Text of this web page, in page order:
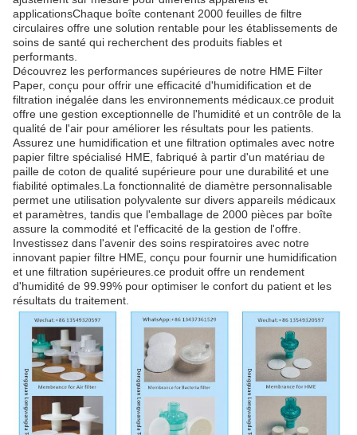
applicationsChaque boîte contenant 2000 feuilles de filtre
circulaires offre une solution rentable pour les établissements de
soins de santé qui recherchent des produits fiables et
performants.
Découvrez les performances supérieures de notre HME Filter
Paper, conçu pour offrir une efficacité d'humidification et de
filtration inégalée dans les environnements médicaux.ce produit
offre une gestion exceptionnelle de l'humidité et un contrôle de la
qualité de l'air pour améliorer les résultats pour les patients.
Assurez une humidification et une filtration optimales avec notre
papier filtre spécialisé HME, fabriqué à partir d'un matériau de
paille de coton de qualité supérieure pour une durabilité et une
fiabilité optimales.La fonctionnalité de diamètre personnalisable
permet une utilisation polyvalente sur divers appareils médicaux
et paramètres, tandis que l'emballage de 2000 pièces par boîte
assure la commodité et l'efficacité de la gestion de l'offre.
Investissez dans l'avenir des soins respiratoires avec notre
innovant papier filtre HME, conçu pour fournir une humidification
et une filtration supérieures.ce produit offre un rendement
d'humidité de 99.99% pour optimiser le confort du patient et les
résultats du traitement.